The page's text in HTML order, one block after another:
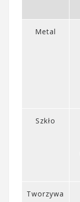
Metal
Szkło
Tworzywa